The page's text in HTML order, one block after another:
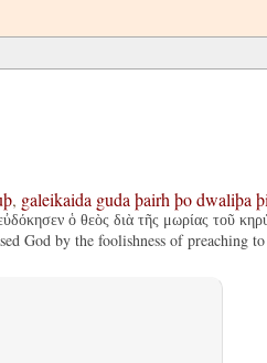
, galeikaida guda þairh þo dwaliþa
ὁ θεὸς διὰ τῆς μωρίας τοῦ
God by the foolishness of preaching to